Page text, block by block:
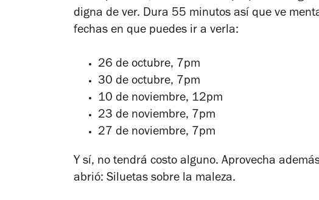
digna de ver. Dura 55 minutos así que ve
fechas en que puedes ir a verla:
26 de octubre, 7pm
30 de octubre, 7pm
10 de noviembre, 12pm
23 de noviembre, 7pm
27 de noviembre, 7pm
Y sí, no tendrá costo alguno. Aprovecha
abrió: Siluetas sobre la maleza.